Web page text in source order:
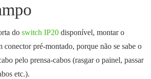
do switch IP20 disponível, montar o
pré-montado, porque não se sabe o
pelo prensa-cabos (rasgar o painel, passar
etc.).